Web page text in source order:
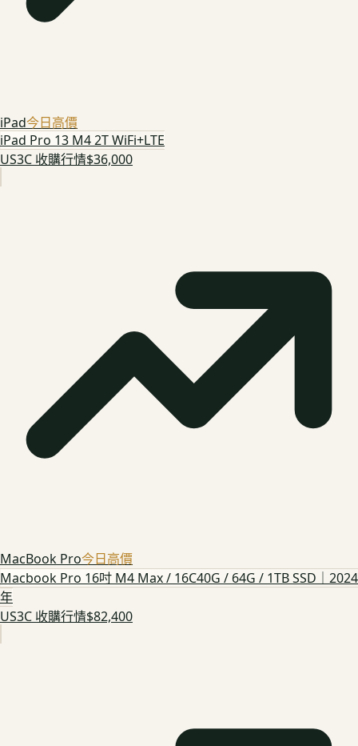
iPad今日高價
iPad Pro 13 M4 2T WiFi+LTE
US3C 收購行情$36,000
MacBook Pro今日高價
Macbook Pro 16吋 M4 Max / 16C40G / 64G / 1TB SSD｜2024
年
US3C 收購行情$82,400